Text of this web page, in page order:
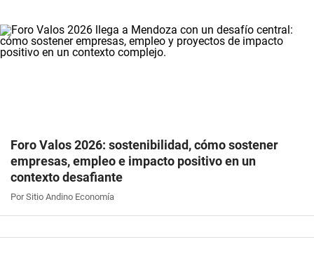
Foro Valos 2026: sostenibilidad, cómo sostener
empresas, empleo e impacto positivo en un
contexto desafiante
Por Sitio Andino Economía